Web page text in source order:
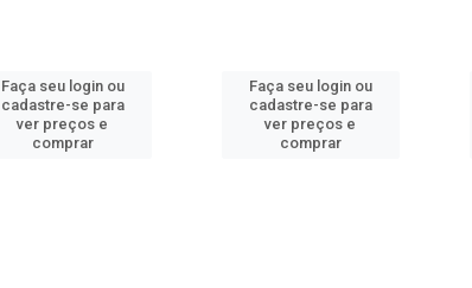
Faça seu login ou
cadastre-se para
ver preços e
comprar
Faça seu login ou
cadastre-se para
ver preços e
comprar